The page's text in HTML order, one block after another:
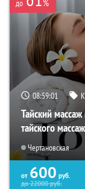
до
08:58:59
Тайский
тайского
Чертановская
от 600 руб.
до22000руб.